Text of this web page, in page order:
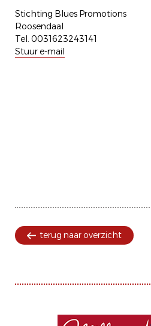
Stichting Blues Promotions
Roosendaal
Tel. 0031623243141
Stuur e-mail
terug naar overzicht